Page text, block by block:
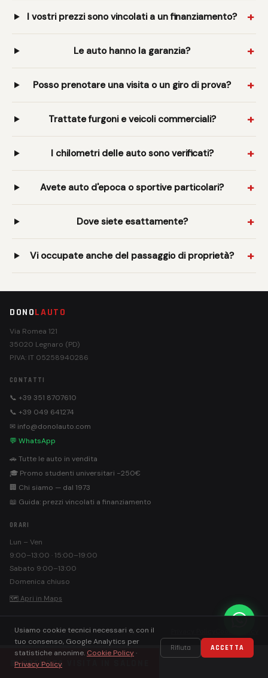
Usiamo cookie tecnici necessari e, con il
tuo consenso, Google Analytics per
statistiche anonime. Cookie Policy·
Privacy Policy
Rifiuta ACCETTA
I vostri prezzi sono vincolati a un finanziamento?
Le auto hanno la garanzia?
Posso prenotare una visita o un giro di prova?
Trattate furgoni e veicoli commerciali?
I chilometri delle auto sono verificati?
Avete auto d'epoca o sportive particolari?
Dove siete esattamente?
Vi occupate anche del passaggio di proprietà?
DONOLAUTO
Via Romea 121
35020 Legnaro (PD)
P.IVA: IT 05258940286
CONTATTI
📞 +39 351 8707610
📞 +39 049 641274
✉ info@donolauto.com
💬 WhatsApp
🚗 Tutte le auto in vendita
🎓 Promo studenti universitari −250€
🏢 Chi siamo — dal 1973
📖 Guida: prezzi vincolati a finanziamento
ORARI
Lun – Ven
9:00–13:00 · 15:00–19:00
Sabato 9:00–13:00
Domenica chiuso
🗺 Apri in Maps
©Donolauto S.r.l. · PEC: donolautosrl@pec.it
📅 PRENOTA VISITA IN SALONE